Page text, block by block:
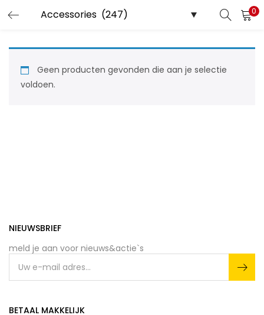
0
LOGIN REGISTER
Geen producten gevonden die aan je selectie
voldoen.
NIEUWSBRIEF
meld je aan voor nieuws&actie`s
BETAAL MAKKELIJK